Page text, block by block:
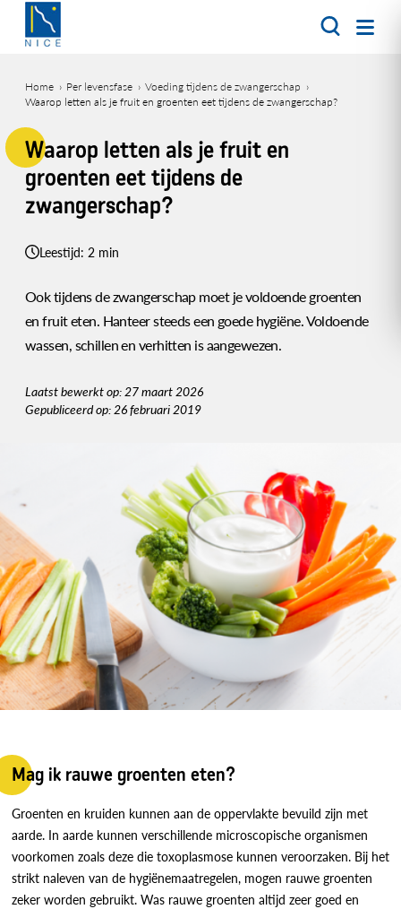
Overslaan
naar
inhoud
Kruimelpad
Home Per levensfase
Voeding tijdens de zwangerschap
Waarop letten als je fruit en groenten eet tijdens de zwangerschap?
Waarop letten als je fruit en
groenten eet tijdens de
zwangerschap?
Leestijd: 2 min
Ook tijdens de zwangerschap moet je voldoende groenten
en fruit eten. Hanteer steeds een goede hygiëne. Voldoende
wassen, schillen en verhitten is aangewezen.
Laatst bewerkt op: 27 maart 2026
Gepubliceerd op: 26 februari 2019
Mag ik rauwe groenten eten?
Groenten en kruiden kunnen aan de oppervlakte bevuild zijn met
aarde. In aarde kunnen verschillende microscopische organismen
voorkomen zoals deze die toxoplasmose kunnen veroorzaken. Bij het
strikt naleven van de hygiënemaatregelen, mogen rauwe groenten
zeker worden gebruikt. Was rauwe groenten altijd zeer goed en